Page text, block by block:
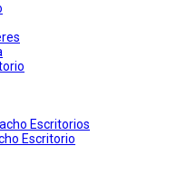
Escritorios
Escritorio